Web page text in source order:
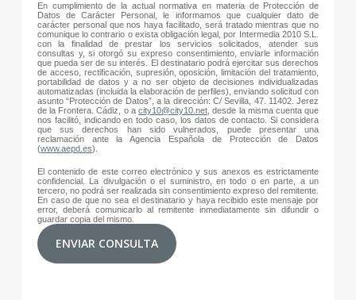
En cumplimiento de la actual normativa en materia de Protección de
Datos de Carácter Personal, le informamos que cualquier dato de
carácter personal que nos haya facilitado, será tratado mientras que no
comunique lo contrario o exista obligación legal, por Intermedia 2010 S.L.
con la finalidad de prestar los servicios solicitados, atender sus
consultas y, si otorgó su expreso consentimiento, enviarle información
que pueda ser de su interés. El destinatario podrá ejercitar sus derechos
de acceso, rectificación, supresión, oposición, limitación del tratamiento,
portabilidad de datos y a no ser objeto de decisiones individualizadas
automatizadas (incluida la elaboración de perfiles), enviando solicitud con
asunto “Protección de Datos”, a la dirección: C/ Sevilla, 47. 11402. Jerez
de la Frontera. Cádiz, o acity10@city10.net , desde la misma cuenta que
nos facilitó, indicando en todo caso, los datos de contacto. Si considera
que sus derechos han sido vulnerados, puede presentar una
reclamación ante la Agencia Española de Protección de Datos
(www.aepd.es).
El contenido de este correo electrónico y sus anexos es estrictamente
confidencial. La divulgación o el suministro, en todo o en parte, a un
tercero, no podrá ser realizada sin consentimiento expreso del remitente.
En caso de que no sea el destinatario y haya recibido este mensaje por
error, deberá comunicarlo al remitente inmediatamente sin difundir o
guardar copia del mismo.
ENVIAR CONSULTA